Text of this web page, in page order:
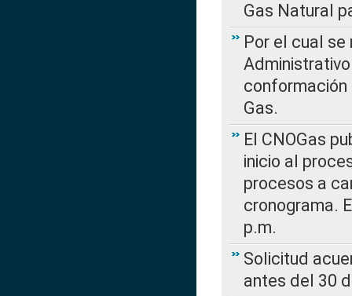
Gas Natural
Por el cual
conformación
Gas.
El CNOGas
inicio al
procesos a
cronograma.
p.m.
Solicitud
antes del 30